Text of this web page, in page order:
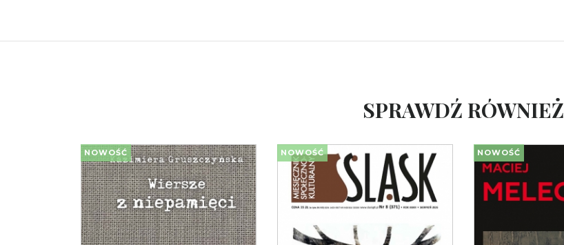
SPRAWDŹ RÓWNIEŻ
NOWOŚĆ NOWOŚĆ NOWOŚĆ